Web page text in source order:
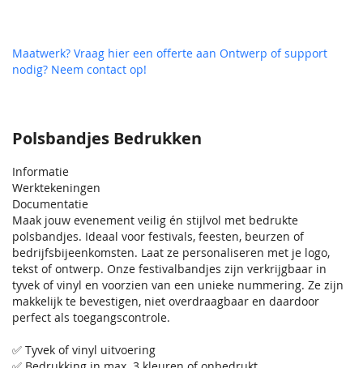
Polsbandjes Bedrukken
Informatie
Werktekeningen
Documentatie
Maak jouw evenement veilig én stijlvol met bedrukte
polsbandjes. Ideaal voor festivals, feesten, beurzen of
bedrijfsbijeenkomsten. Laat ze personaliseren met je logo,
tekst of ontwerp. Onze festivalbandjes zijn verkrijgbaar in
tyvek of vinyl en voorzien van een unieke nummering. Ze zijn
makkelijk te bevestigen, niet overdraagbaar en daardoor
perfect als toegangscontrole.
✅ Tyvek of vinyl uitvoering
Maatwerk? Vraag hier een offerte aan Ontwerp of support
nodig? Neem contact op!